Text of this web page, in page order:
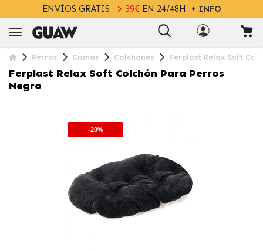
ENVÍOS GRATIS > 39€EN 24/48H + INFO
Perros Camas Colchones Ferplast Relax Soft
Ferplast Relax Soft Colchón Para Perros
Negro
-20%